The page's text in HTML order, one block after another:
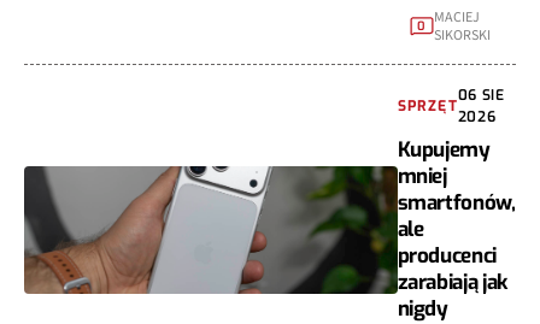
0 MACIEJ
SIKORSKI
SPRZĘT
06 SIE
2026
Kupujemy
mniej
smartfonów,
ale
producenci
zarabiają jak
nigdy